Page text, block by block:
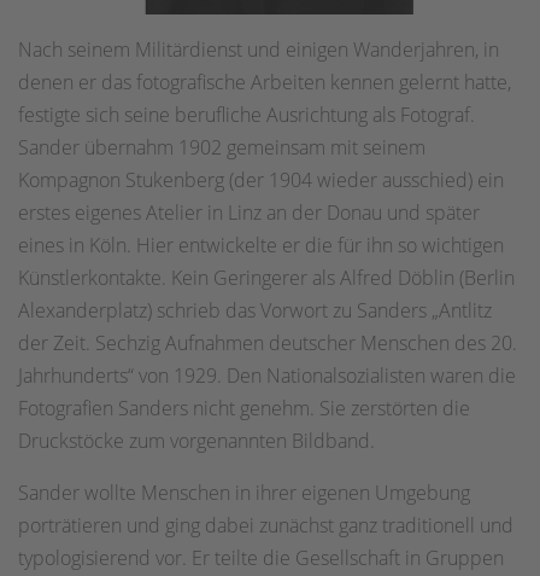
Nach seinem Militärdienst und einigen Wanderjahren, in
denen er das fotografische Arbeiten kennen gelernt hatte,
festigte sich seine berufliche Ausrichtung als Fotograf.
Sander übernahm 1902 gemeinsam mit seinem
Kompagnon Stukenberg (der 1904 wieder ausschied) ein
erstes eigenes Atelier in Linz an der Donau und später
eines in Köln. Hier entwickelte er die für ihn so wichtigen
Künstlerkontakte. Kein Geringerer als Alfred Döblin (Berlin
Alexanderplatz) schrieb das Vorwort zu Sanders „Antlitz
der Zeit. Sechzig Aufnahmen deutscher Menschen des 20.
Jahrhunderts“ von 1929. Den Nationalsozialisten waren die
Fotografien Sanders nicht genehm. Sie zerstörten die
Druckstöcke zum vorgenannten Bildband.
Sander wollte Menschen in ihrer eigenen Umgebung
porträtieren und ging dabei zunächst ganz traditionell und
typologisierend vor. Er teilte die Gesellschaft in Gruppen